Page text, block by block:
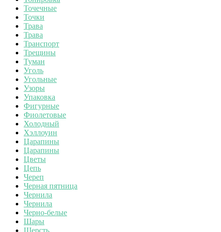
Точечные
Точки
Трава
Трава
Транспорт
Трещины
Туман
Уголь
Угольные
Узоры
Упаковка
Фигурные
Фиолетовые
Холодный
Хэллоуин
Царапины
Царапины
Цветы
Цепь
Череп
Черная пятница
Чернила
Чернила
Черно-белые
Шары
Шерсть